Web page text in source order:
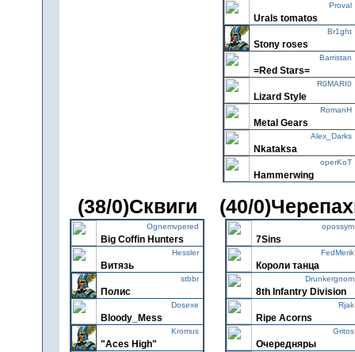
Proval
Urals tomatos
Br1ght
Stony roses
Barristan
=Red Stars=
R0MARI0
Lizard Style
RomanH
Metal Gears
Alex_Darks
Nkataksa
operKoT
Hammerwing
For Lose
Cicuit
The Pierced Heart
Green Union
Darksnoy
(38/0)Сквиги
Ognemvpered
Big Coffin Hunters
Hessler
Витязь
stbbr
Полис
Dosexe
Bloody_Mess
Kromus
"Aces High"
(40/
opossym
7Sins
FedMerik
Короли танца
Drunkergnom
8th Infantry Division
Rjak
Ripe Acorns
Gritos
Очередняры